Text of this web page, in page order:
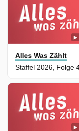
Alles Was Zählt